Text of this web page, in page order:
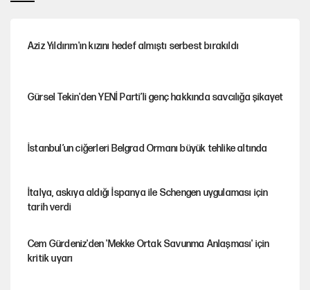
Aziz Yıldırım'ın kızını hedef almıştı serbest bırakıldı
Gürsel Tekin'den YENİ Parti’li genç hakkında savcılığa şikayet
İstanbul’un ciğerleri Belgrad Ormanı büyük tehlike altında
İtalya, askıya aldığı İspanya ile Schengen uygulaması için
tarih verdi
Cem Gürdeniz'den 'Mekke Ortak Savunma Anlaşması' için
kritik uyarı